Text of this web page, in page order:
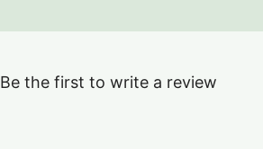
Be the first to write a review